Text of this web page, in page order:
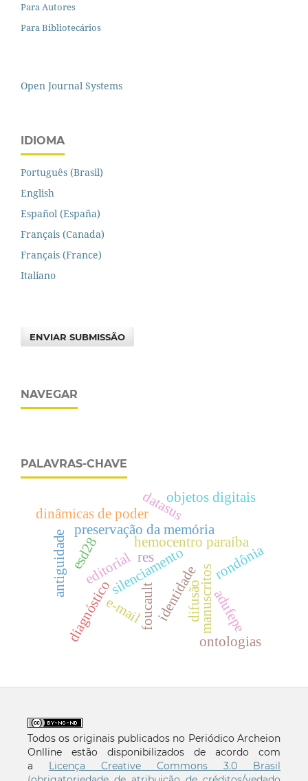
Para Autores
Para Bibliotecários
Open Journal Systems
IDIOMA
Português (Brasil)
English
Español (España)
Français (Canada)
Français (France)
Italiano
ENVIAR SUBMISSÃO
NAVEGAR
PALAVRAS-CHAVE
hemocentro paraíba
editorial manuscritos
silenciamento
preservação da memória
dinâmicas de poder
foucault
antiguidade
ontologias
diagnóstico identidade
difusão
e-mail
res
esd28
datasusobjetos digitais
rondônia
adufepe
Todos os originais publicados no Periódico Archeion
Onlline estão disponibilizados de acordo com
a
Licença Creative Commons 3.0 Brasil